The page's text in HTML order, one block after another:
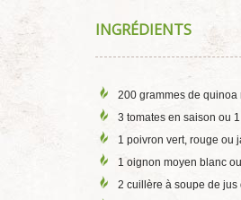
INGRÉDIENTS
200 grammes de quinoa
3 tomates en saison ou
1 poivron vert, rouge ou
1 oignon moyen blanc
2 cuillère à soupe de jus